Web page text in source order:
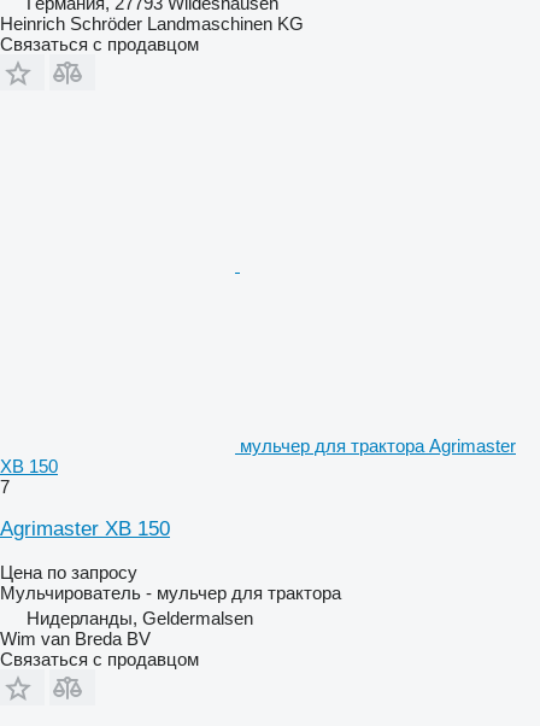
Heinrich Schröder Landmaschinen KG
Связаться с продавцом
мульчер для трактора Agrimaster
XB 150
7
Agrimaster XB 150
Цена по запросу
Мульчирователь - мульчер для трактора
Нидерланды, Geldermalsen
Wim van Breda BV
Связаться с продавцом